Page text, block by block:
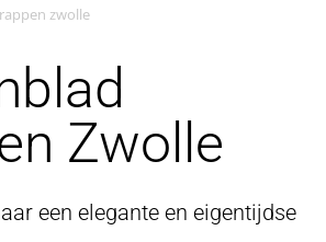
zwolle
Zwolle
een elegante en eigentijdse